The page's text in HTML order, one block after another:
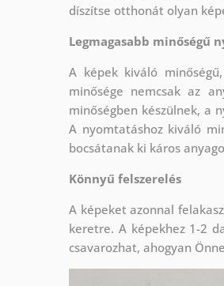
díszítse otthonát olyan
Legmagasabb minőségű
A képek kiváló
minősége nemcsak az
minőségben készülnek, a
A nyomtatáshoz kiváló
bocsátanak ki káros
Könnyű felszerelés
A képeket azonnal
keretre. A képekhez 1-2
csavarozhat, ahogyan